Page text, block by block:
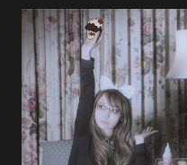
Across the World.
ンド (@LastDiamond2026)
farmacêutica e construiu sua
como musicista de apoio em
série multimídia que reúne
1MYB , banda oficial da